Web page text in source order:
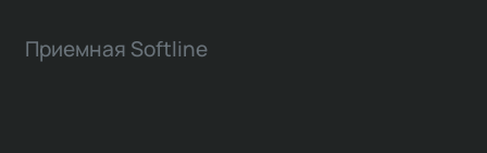
Приемная Softline